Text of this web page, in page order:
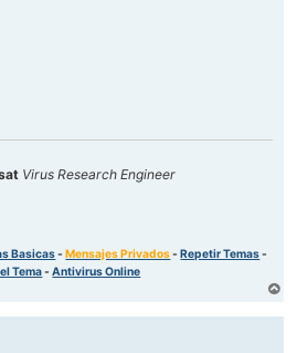
Virus Research Engineer
Basicas-Mensajes Privados-Repetir Temas-
Tema-Antivirus Online
r